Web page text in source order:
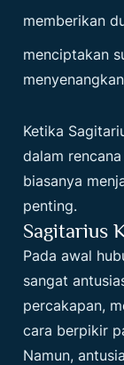
memberikan
menciptakan
Ketika
dalam
biasanya
penting.
Sagitarius
Pada awal
sangat
percakapan,
cara berpikir
Namun,